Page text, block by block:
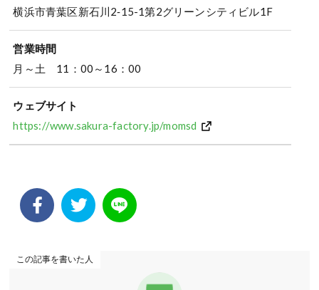
横浜市青葉区新石川2‐15-1第2グリーンシティビル1F
営業時間
月～土 11：00～16：00
ウェブサイト
https://www.sakura-factory.jp/momsd
この記事を書いた人